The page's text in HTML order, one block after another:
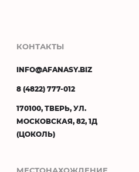
КОНТАКТЫ
INFO@AFANASY.BIZ
8 (4822) 777-012
170100, ТВЕРЬ, УЛ.
МОСКОВСКАЯ, 82, 1Д
(ЦОКОЛЬ)
МЕСТОНАХОЖДЕНИЕ